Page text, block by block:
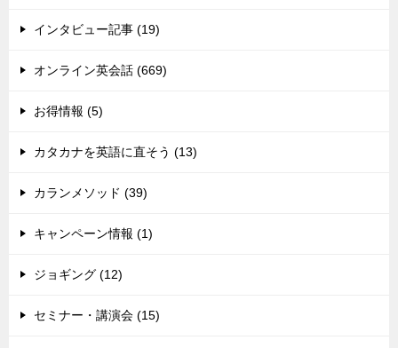
インタビュー記事 (19)
オンライン英会話 (669)
お得情報 (5)
カタカナを英語に直そう (13)
カランメソッド (39)
キャンペーン情報 (1)
ジョギング (12)
セミナー・講演会 (15)